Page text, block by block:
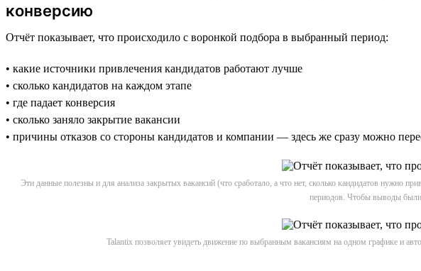
конверсию
Отчёт показывает, что происходило с воронкой подбора в выбранный период:
• какие источники привлечения кандидатов работают лучше
• сколько кандидатов на каждом этапе
• где падает конверсия
• сколько заняло закрытие вакансии
• причины отказов со стороны кандидатов и компании — здесь же сразу можно
Эти данные полезны и для анализа закрытых вакансий (что сработало, а что нет, сколько кандидатов нужно
периодов. Чтобы выводы были
Talantix позволяет увидеть движение по выбранным вакансиям на одном графике и